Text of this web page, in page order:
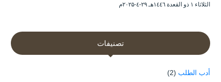
الثلاثاء ۱ ذو القعدة ۱٤٤٦هـ ۲۹-٤-۲۰۲۵م
تصنيفات
أدب الطلب (2)